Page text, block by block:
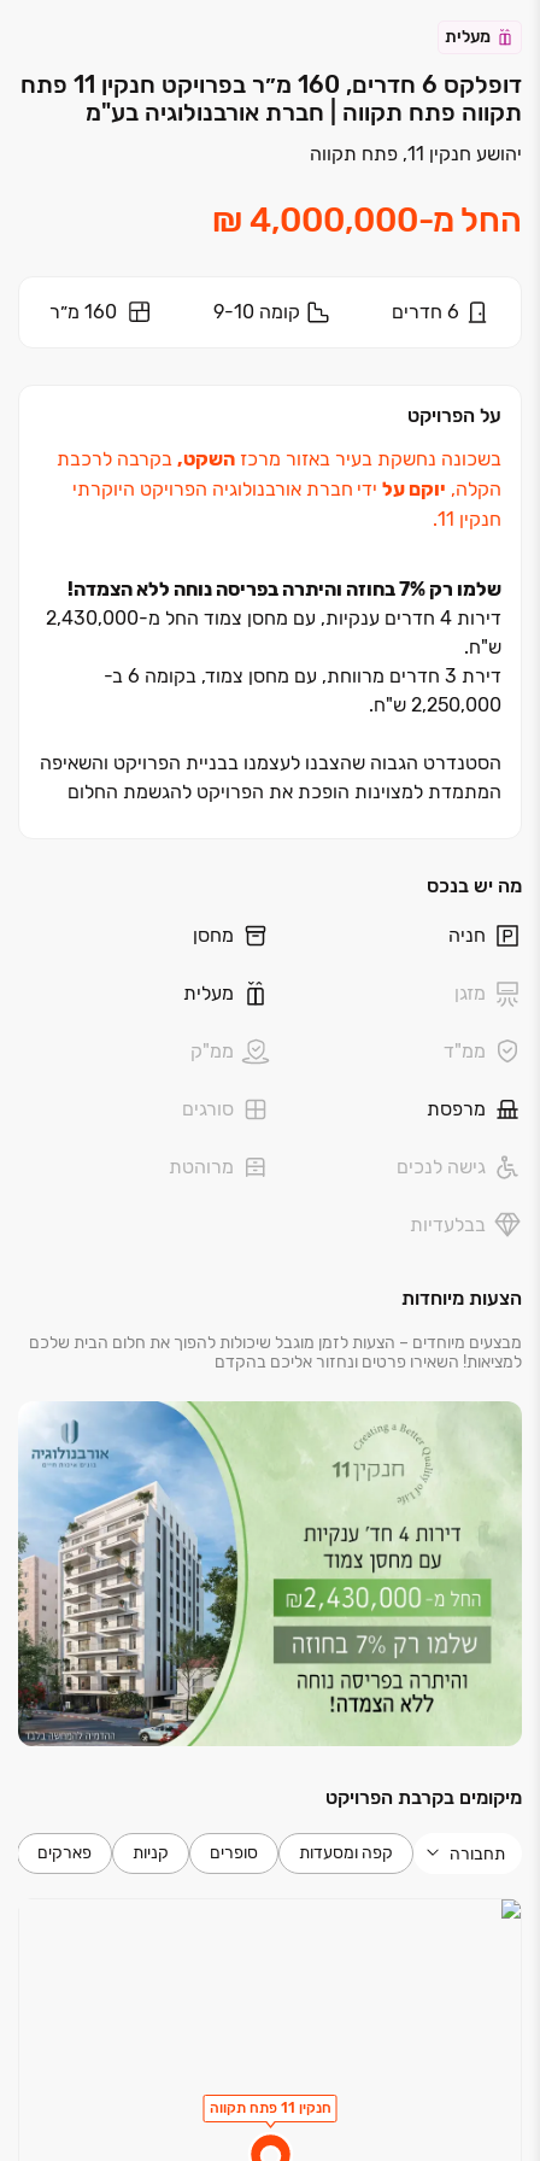
מעלית
דופלקס 6 חדרים, 160 מ״ר בפרויקט חנקין 11 פתח
תקווה פתח תקווה | חברת אורבנולוגיה בע"מ
יהושע חנקין 11, פתח תקווה
החל מ-
6 חדרים קומה 9-10 160 מ״ר
על הפרויקט
בשכונה נחשקת בעיר באזור מרכז השקט, בקרבה לרכבת
הקלה, יוקם על ידי חברת אורבנולוגיה הפרויקט היוקרתי
חנקין ‏11.
שלמו רק ‏7% בחוזה והיתרה בפריסה נוחה ללא הצמדה
!
דירות ‏4 חדרים ענקיות, עם מחסן צמוד החל מ‏-‏2,430,000
ש"ח.
דירת 3 חדרים מרווחת, עם מחסן צמוד, בקומה 6 ב-
2,250,000 ש"ח.
הסטנדרט הגבוה שהצבנו לעצמנו בבניית הפרויקט והשאיפה
המתמדת למצוינות הופכת את הפרויקט להגשמת החלום
בפרויקט מגוון דירות מרווחות ומתוכננות בקפידה לרבות
מעטפת מושלמת של חינוך, תרבות, פנאי וסביבת חיים שקטה
ומרכזים קהילתיים המציעים מגוון פעילויות לכל הגילאים.
מה יש בנכס
חניה מחסן
מזגן מעלית
ממ"ד ממ"ק
מרפסת סורגים
גישה לנכים מרוהטת
בבלעדיות
הצעות מיוחדות
מבצעים מיוחדים – הצעות לזמן מוגבל שיכולות להפוך את חלום הבית שלכם
למציאות! השאירו פרטים ונחזור אליכם בהקדם
מיקומים בקרבת הפרויקט
תחבורה קפה ומסעדות סופרים קניות פארקים
חנקין 11 פתח תקווה